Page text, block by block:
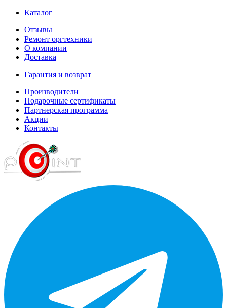
Каталог
Отзывы
Ремонт оргтехники
О компании
Доставка
Гарантия и возврат
Производители
Подарочные сертификаты
Партнерская программа
Акции
Контакты